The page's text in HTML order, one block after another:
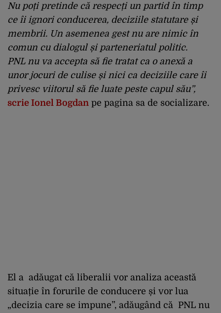
Nu poți pretinde că respecți un partid în timp
ce îi ignori conducerea, deciziile statutare și
membrii. Un asemenea gest nu are nimic în
comun cu dialogul și parteneriatul politic.
PNL nu va accepta să fie tratat ca o anexă a
unor jocuri de culise și nici ca deciziile care îi
privesc viitorul să fie luate peste capul său”,
scrie Ionel Bogdan pe pagina sa de socializare.
El a adăugat că liberalii vor analiza această
situație în forurile de conducere și vor lua
„decizia care se impune”, adăugând că PNL nu